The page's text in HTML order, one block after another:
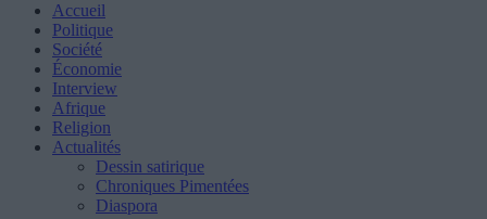
Accueil
Politique
Société
Économie
Interview
Afrique
Religion
Actualités
Dessin satirique
Chroniques Pimentées
Diaspora